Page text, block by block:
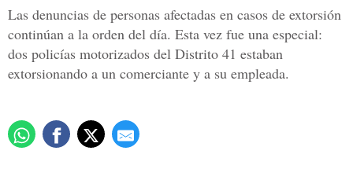
Las denuncias de personas afectadas en casos de extorsión
continúan a la orden del día. Esta vez fue una especial:
dos policías motorizados del Distrito 41 estaban
extorsionando a un comerciante y a su empleada.